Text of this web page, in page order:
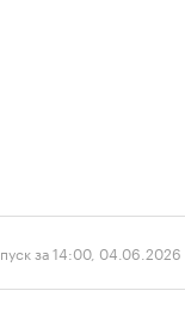
за 14:00, 04.06.2026